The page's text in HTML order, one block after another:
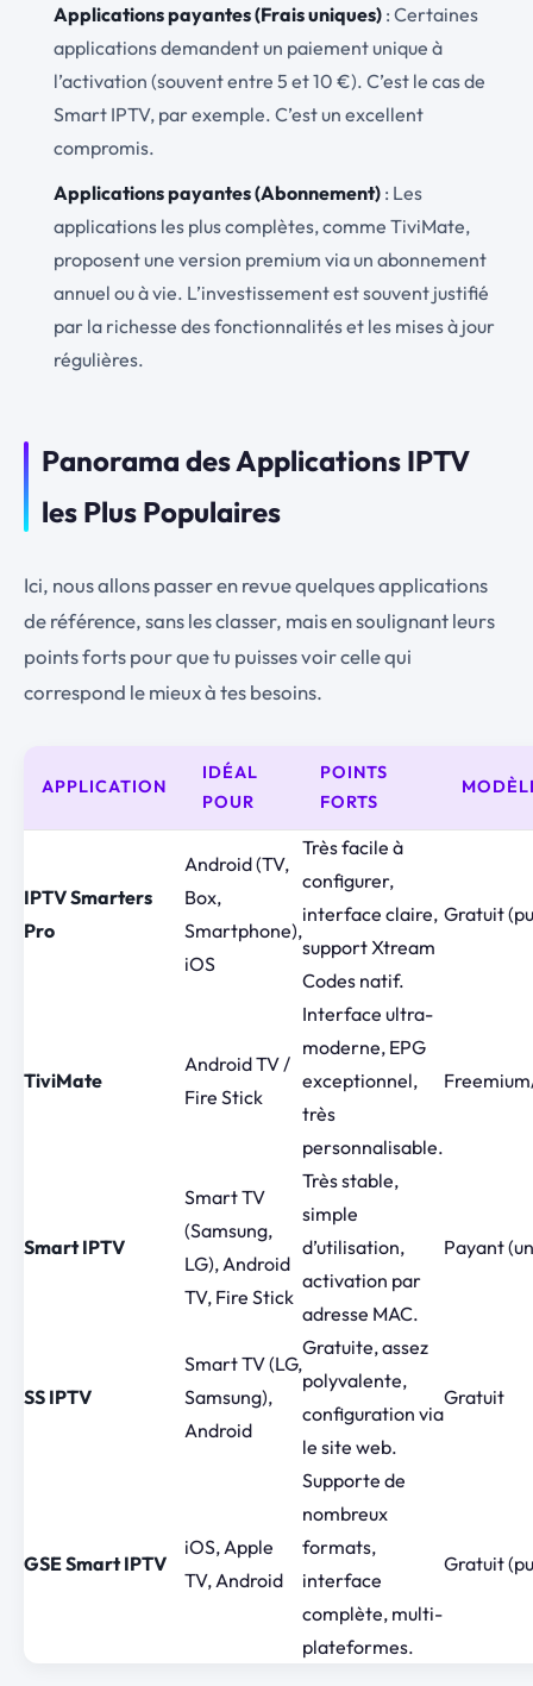
Applications payantes (Frais uniques) : Certaines
applications demandent un paiement unique à
l’activation (souvent entre 5 et 10 €). C’est le cas de
Smart IPTV, par exemple. C’est un excellent
compromis.
Applications payantes (Abonnement) : Les
applications les plus complètes, comme TiviMate,
proposent une version premium via un abonnement
annuel ou à vie. L’investissement est souvent justifié
par la richesse des fonctionnalités et les mises à jour
régulières.
Panorama des Applications IPTV
les Plus Populaires
Ici, nous allons passer en revue quelques applications
de référence, sans les classer, mais en soulignant leurs
points forts pour que tu puisses voir celle qui
correspond le mieux à tes besoins.
APPLICATION
IDÉAL
POUR
POINTS
FORTS
IPTV Smarters
Pro
Android (TV,
Box,
Smartphone),
iOS
Très facile à
configurer,
interface claire,
support Xtream
Codes natif.
Gratuit
TiviMate
Android TV /
Fire Stick
Interface ultra-
moderne, EPG
exceptionnel,
très
personnalisable.
Smart IPTV
Smart TV
(Samsung,
LG), Android
TV, Fire Stick
Très stable,
simple
d’utilisation,
activation par
adresse MAC.
Payant
SS IPTV
Smart TV (LG,
Samsung),
Android
Gratuite, assez
polyvalente,
configuration via
le site web.
Gratuit
GSE Smart IPTV
iOS, Apple
TV, Android
Supporte de
nombreux
formats,
interface
complète, multi-
plateformes.
Gratuit